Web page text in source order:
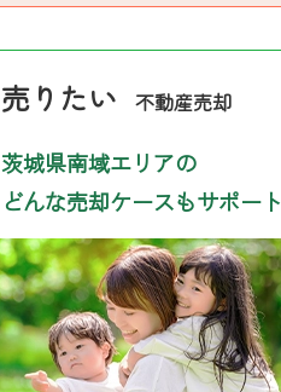
売りたい 不動産売却
茨城県南域エリアの
どんな売却ケースもサポート